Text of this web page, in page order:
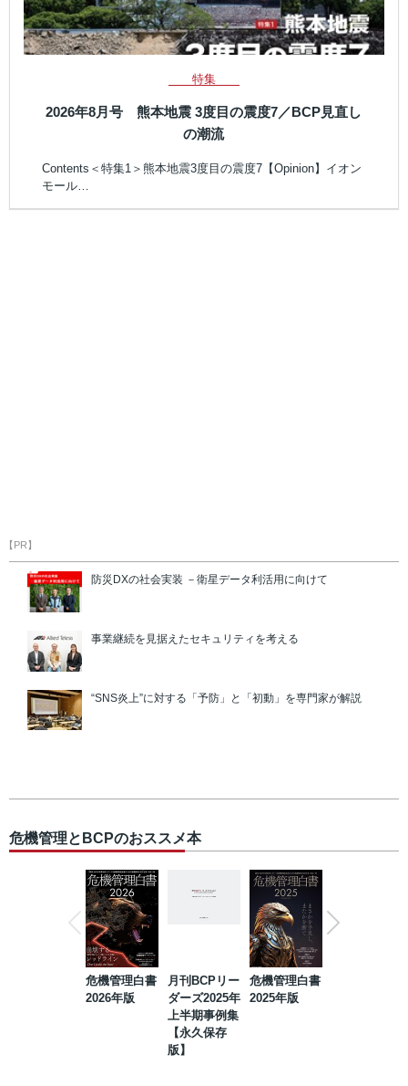
特集
2026年8月号 熊本地震 3度目の震度7／BCP見直し
の潮流
Contents＜特集1＞熊本地震3度目の震度7【Opinion】イオン
モール…
【PR】
防災DXの社会実装 －衛星データ利活用に向けて
事業継続を見据えたセキュリティを考える
“SNS炎上”に対する「予防」と「初動」を専門家が解説
危機管理とBCPのおススメ本
危機管理白書
2026年版
月刊BCPリー
ダーズ2025年
上半期事例集
【永久保存
版】
危機管理白書
2025年版